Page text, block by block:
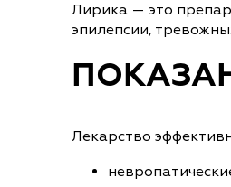
Лирика — это
эпилепсии,
Лекарство